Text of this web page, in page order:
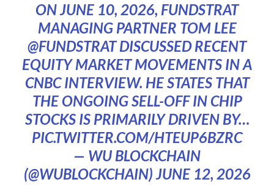
ON JUNE 10, 2026, FUNDSTRAT
MANAGING PARTNER TOM LEE
@FUNDSTRATDISCUSSED RECENT
EQUITY MARKET MOVEMENTS IN A
CNBC INTERVIEW. HE STATES THAT
THE ONGOING SELL-OFF IN CHIP
STOCKS IS PRIMARILY DRIVEN BY…
PIC.TWITTER.COM/HTEUP6BZRC
— WU BLOCKCHAIN
(@WUBLOCKCHAIN)JUNE 12, 2026